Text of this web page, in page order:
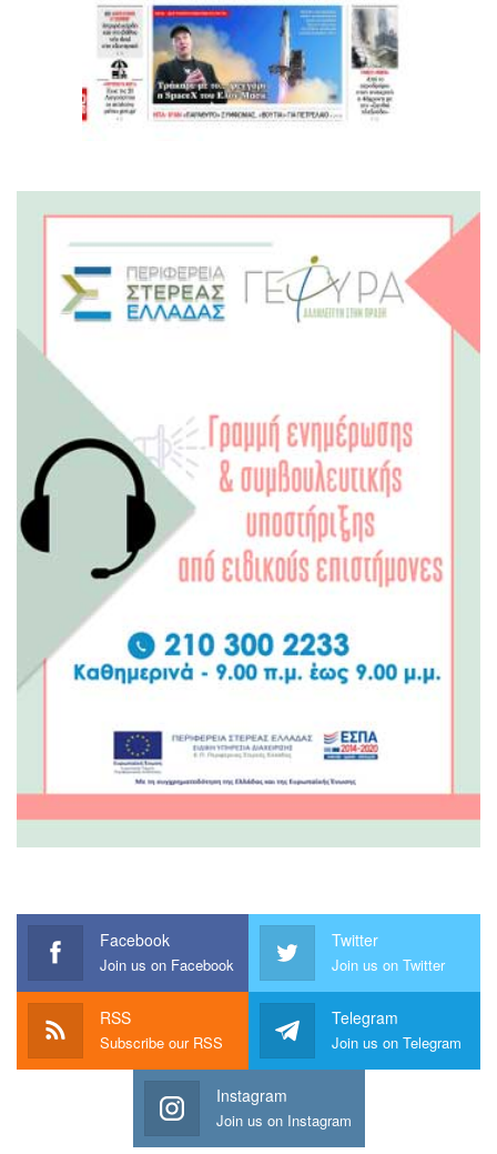
Facebook
Join us on Facebook
Twitter
Join us on Twitter
RSS
Subscribe our RSS
Telegram
Join us on Telegram
Instagram
Join us on Instagram